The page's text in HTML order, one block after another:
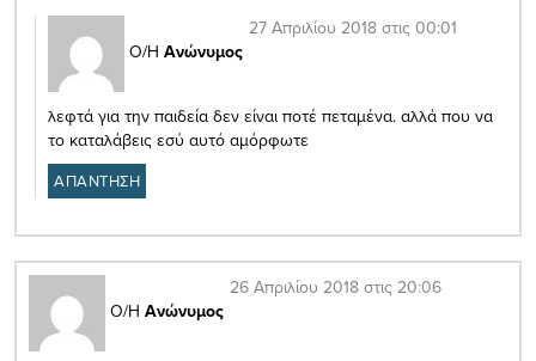
Ο/Η Ανώνυμος
27 Απριλίου 2018 στις 00:01
λεφτά για την παιδεία δεν είναι ποτέ πεταμένα. αλλά που να
το καταλάβεις εσύ αυτό αμόρφωτε
ΑΠΑΝΤΗΣΗ
Ο/Η Ανώνυμος
26 Απριλίου 2018 στις 20:06